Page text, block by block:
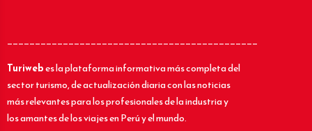
_____________________________________________
Turiwebes la plataforma informativa más completa del
sector turismo, de actualización diaria con las noticias
más relevantes para los profesionales de la industria y
los amantes de los viajes en Perú y el mundo.